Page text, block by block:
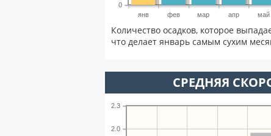
янв фев мар апр май
0
Количество осадков, которое
что делает январь самым сухим
СРЕДНЯЯ
2.0
2.3